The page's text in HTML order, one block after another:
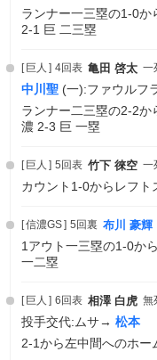
ランナー一三塁の1-0か
2-1 巨 二三塁
巨人 4回表 亀田 啓太 一
中川聖 (一):ファウルフ
ランナー二三塁の2-2
濃 2-3 巨 一塁
巨人 5回表 竹下 徠空 一
カウント1-0からレフ
信濃GS 5回裏 布川 豪輝
1アウト一三塁の1-0か
一二塁
巨人 6回表 相澤 白虎 無
投手交代:ムサ→ 松本
2-1から左中間へのホー